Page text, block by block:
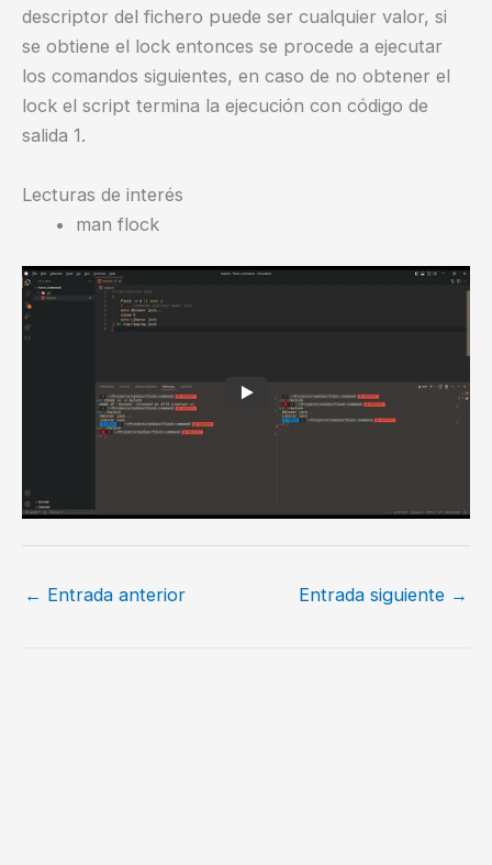
descriptor del fichero puede ser cualquier valor, si
se obtiene el lock entonces se procede a ejecutar
los comandos siguientes, en caso de no obtener el
lock el script termina la ejecución con código de
salida 1.
Lecturas de interés
man flock
← Entrada anterior Entrada siguiente →